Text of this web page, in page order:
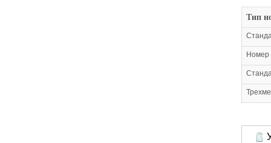
Тип
Номер